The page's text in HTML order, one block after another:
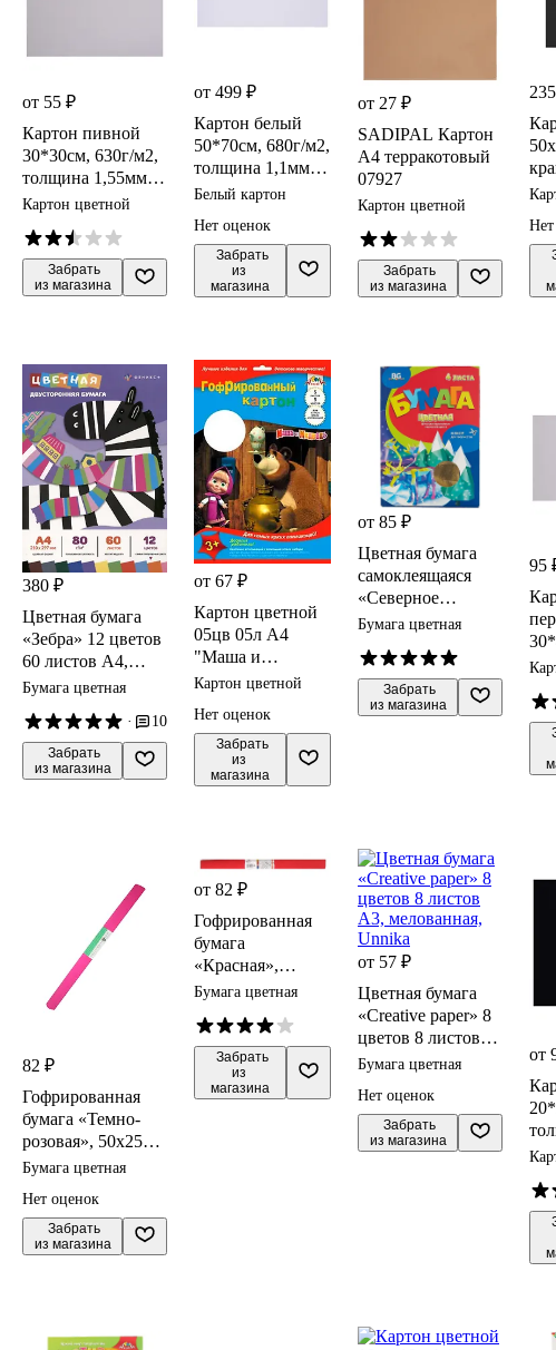
от 55 ₽
Картон пивной
30*30см, 630г/м2,
толщина 1,55мм,
DECORITON
Картон цветной
Забрать
из магазина
от 499 ₽
Картон белый
50*70см, 680г/м2,
толщина 1,1мм,
крашенный в
DECORITON
Белый картон
Нет оценок
Забрать
из
магазина
от 27 ₽
SADIPAL Картон
А4 терракотовый
07927
Картон цветной
Забрать
из магазина
380 ₽
Цветная бумага
«Зебра» 12 цветов
60 листов А4,
немелованная
склейка, Феникс+
Бумага цветная
·
10
Забрать
из магазина
от 67 ₽
Картон цветной
05цв 05л А4
"Маша и
Медведь" гофр., в
АппликА
Картон цветной
Нет оценок
Забрать
из
магазина
от 85 ₽
Цветная бумага
самоклеящаяся
«Северное
сияние» 4 цвета 4
металлизированна
я, BG
Бумага цветная
Забрать
из магазина
95
82 ₽
Гофрированная
бумага «Темно-
розовая», 50х250
см, 32г/м2,
Бумага цветная
Нет оценок
Забрать
из магазина
от 82 ₽
Гофрированная
бумага
«Красная»,
50х250 см, Werola
Бумага цветная
Забрать
из
магазина
от 57 ₽
Цветная бумага
«Creative paper» 8
цветов 8 листов
А3, мелованная,
Бумага цветная
Нет оценок
Забрать
из магазина
от